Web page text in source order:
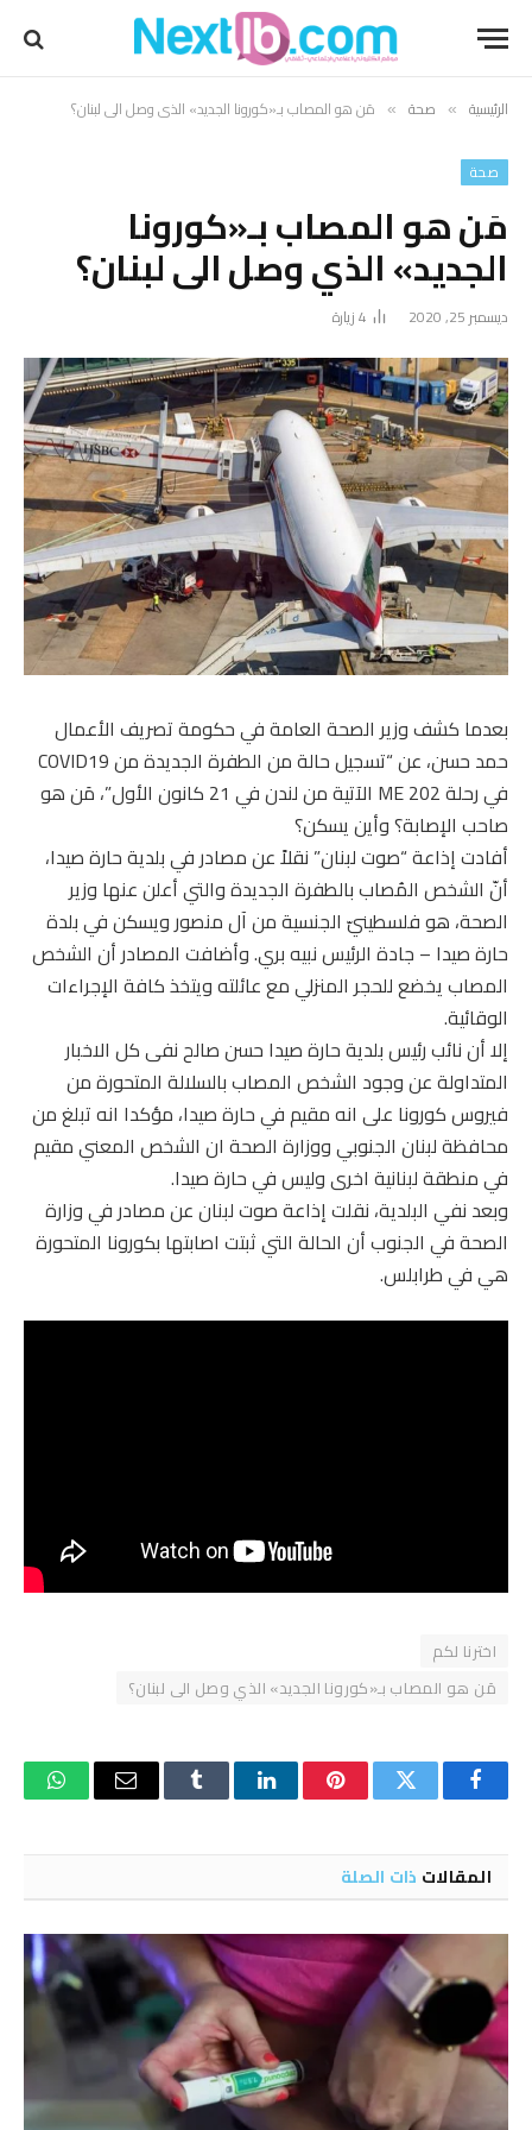
الرئيسية » صحة » مَن هو المصاب بـ«كورونا الجديد» الذي وصل الى لبنان؟
صحة
مَن هو المصاب بـ«كورونا
الجديد» الذي وصل الى لبنان؟
ديسمبر 25, 2020 4زيارة
بعدما كشف وزير الصحة العامة في حكومة تصريف الأعمال
حمد حسن، عن “تسجيل حالة من الطفرة الجديدة من COVID19
في رحلة ME 202 الآتية من لندن في 21 كانون الأول”، مَن هو
صاحب الإصابة؟ وأين يسكن؟
أفادت إذاعة “صوت لبنان” نقلاً عن مصادر في بلدية حارة صيدا،
أنّ الشخص المُصاب بالطفرة الجديدة والتي أعلن عنها وزير
الصحة، هو فلسطينيّ الجنسية من آل منصور ويسكن في بلدة
حارة صيدا – جادة الرئيس نبيه بري. وأضافت المصادر أن الشخص
المصاب يخضع للحجر المنزلي مع عائلته ويتخذ كافة الإجراءات
الوقائية.
إلا أن نائب رئيس بلدية حارة صيدا حسن صالح نفى كل الاخبار
المتداولة عن وجود الشخص المصاب بالسلالة المتحورة من
فيروس كورونا على انه مقيم في حارة صيدا، مؤكدا انه تبلغ من
محافظة لبنان الجنوبي ووزارة الصحة ان الشخص المعني مقيم
في منطقة لبنانية اخرى وليس في حارة صيدا.
وبعد نفي البلدية، نقلت إذاعة صوت لبنان عن مصادر في وزارة
الصحة في الجنوب أن الحالة التي ثبتت اصابتها بكورونا المتحورة
هي في طرابلس.
اخترنا لكم
مَن هو المصاب بـ«كورونا الجديد» الذي وصل الى لبنان؟
فيسبوكتويتر بينتيريستلينكدإن Tumblr البريد
المقالات ذات الصلة